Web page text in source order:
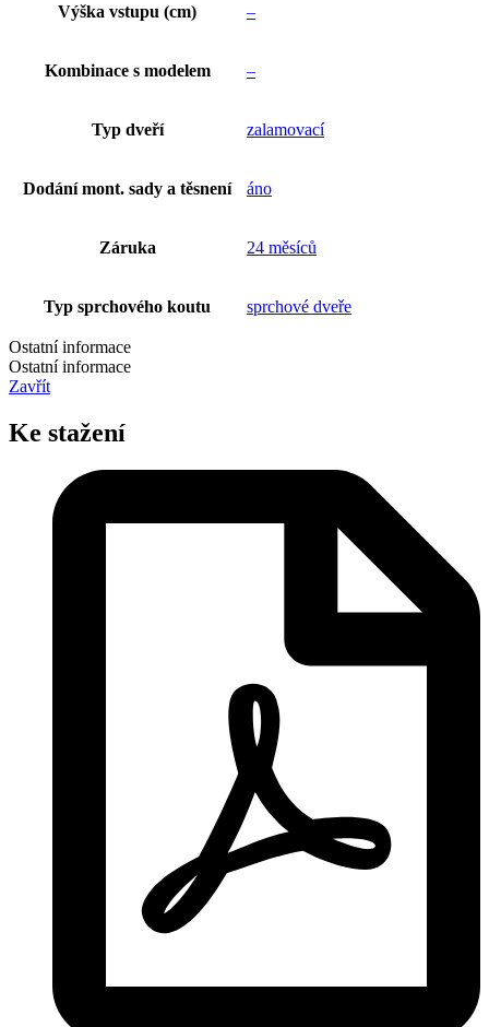
Výška vstupu (cm) –
Kombinace s modelem –
Typ dveří zalamovací
Dodání mont. sady a těsnení áno
Záruka 24 měsíců
Typ sprchového koutu sprchové dveře
Ostatní informace
Ostatní informace
Zavřít
Ke stažení